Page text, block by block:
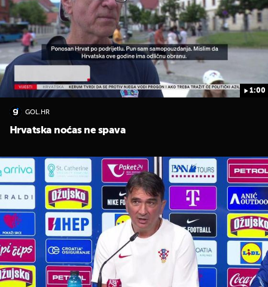
1:00
GOL.HR
Hrvatska noćas ne spava